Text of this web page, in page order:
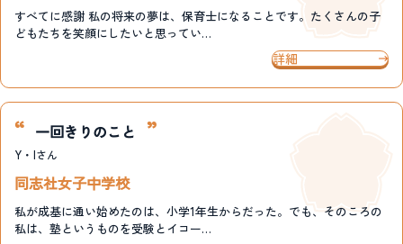
すべてに感謝 私の将来の夢は、保育士になることです。たくさんの子
どもたちを笑顔にしたいと思ってい…
詳細
一回きりのこと
Y・Iさん
同志社女子中学校
私が成基に通い始めたのは、小学1年生からだった。でも、そのころの
私は、塾というものを受験とイコー…